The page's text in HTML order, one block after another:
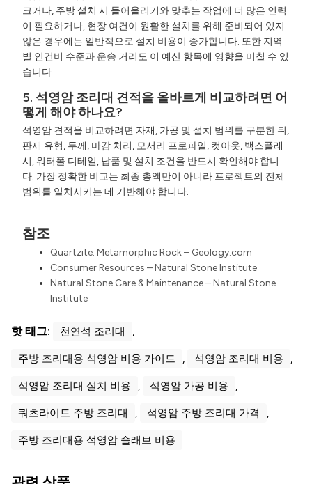
크거나, 주방 설치 시 들어올리기와 맞추는 작업에 더 많은 인력
이 필요하거나, 현장 여건이 원활한 설치를 위해 준비되어 있지
않은 경우에는 일반적으로 설치 비용이 증가합니다. 또한 지역
별 인건비 수준과 운송 거리도 이 예산 항목에 영향을 미칠 수 있
습니다.
5. 석영암 조리대 견적을 올바르게 비교하려면 어
떻게 해야 하나요?
석영암 견적을 비교하려면 자재, 가공 및 설치 범위를 구분한 뒤,
판재 유형, 두께, 마감 처리, 모서리 프로파일, 컷아웃, 백스플래
시, 워터폴 디테일, 납품 및 설치 조건을 반드시 확인해야 합니
다. 가장 정확한 비교는 최종 총액만이 아니라 프로젝트의 전체
범위를 일치시키는 데 기반해야 합니다.
참조
Quartzite: Metamorphic Rock – Geology.com
Consumer Resources – Natural Stone Institute
Natural Stone Care & Maintenance – Natural Stone
Institute
핫 태그: 천연석 조리대 ,
주방 조리대용 석영암 비용 가이드 , 석영암 조리대 비용 ,
석영암 조리대 설치 비용 , 석영암 가공 비용 ,
쿼츠라이트 주방 조리대 , 석영암 주방 조리대 가격 ,
주방 조리대용 석영암 슬래브 비용